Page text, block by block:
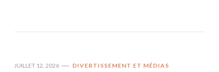
JUILLET 12, 2026 DIVERTISSEMENT ET MÉDIAS